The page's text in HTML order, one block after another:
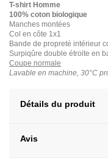
T-shirt Homme
100% coton biologique
Manches montées
Col en côte 1x1
Bande de propreté intérieur
Surpiqûre double étroite en
Coupe normale
Lavable en machine, 30°C
Détails du produit
Avis